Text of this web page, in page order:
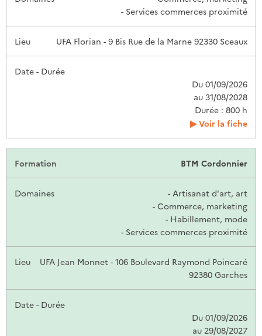
- Services commerces proximité
UFA Florian - 9 Bis Rue de la Marne 92330 Sceaux
Du 01/09/2026
au 31/08/2028
Durée : 800 h
Voir la fiche
BTM Cordonnier
- Artisanat d'art, art
- Commerce, marketing
- Habillement, mode
- Services commerces proximité
UFA Jean Monnet - 106 Boulevard Raymond Poincaré
92380 Garches
Du 01/09/2026
au 29/08/2027